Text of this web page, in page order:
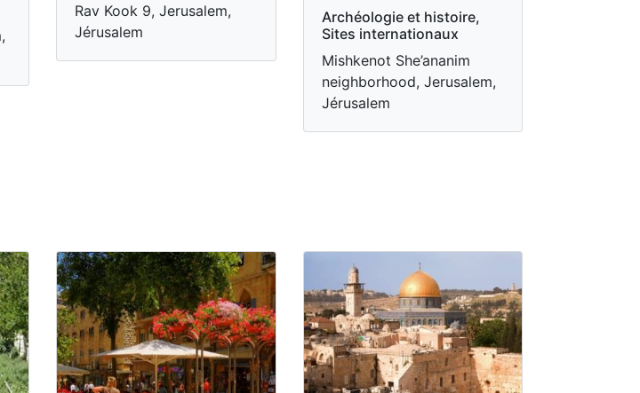
Rav Kook 9, Jerusalem,
Jérusalem
Archéologie et histoire,
Sites internationaux
Mishkenot She’ananim
neighborhood, Jerusalem,
Jérusalem